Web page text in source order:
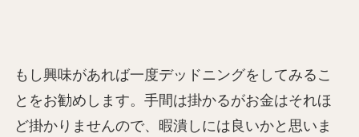
もし興味があれば一度デッドニングをしてみるこ
とをお勧めします。手間は掛かるがお金はそれほ
ど掛かりませんので、暇潰しには良いかと思いま